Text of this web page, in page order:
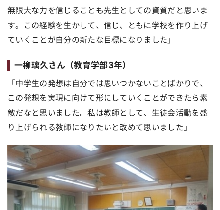
無限大な力を信じることも先生としての資質だと思いま
す。この経験を生かして、信じ、ともに学校を作り上げ
ていくことが自分の新たな目標になりました」
一柳璃久さん（教育学部3年）
「中学生の発想は自分では思いつかないことばかりで、
この発想を実現に向けて形にしていくことができたら素
敵だなと思いました。私は教師として、生徒会活動を盛
り上げられる教師になりたいと改めて思いました」